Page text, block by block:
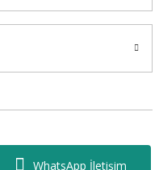
WhatsApp İletişim
Saklıdır.